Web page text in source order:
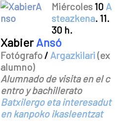
Miércoles 10 A
steazkena. 11.
30 h.
XabierAnsó
Fotógrafo/ Argazkilari(ex
alumno)
Alumnado de visita en el c
entro y bachillerato
Batxilergo eta interesadut
en kanpoko ikasleentzat